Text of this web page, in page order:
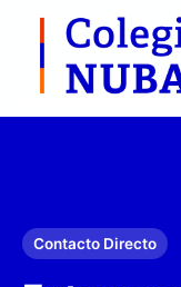
Contacto Directo